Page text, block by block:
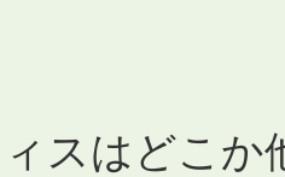
スはどこか